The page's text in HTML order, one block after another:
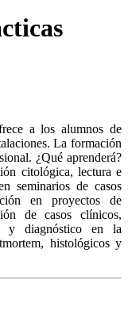
a los alumnos de
La formación
¿Qué aprenderá?
citológica, lectura e
seminarios de casos
en proyectos de
de casos clínicos,
y diagnóstico en la
histológicos y